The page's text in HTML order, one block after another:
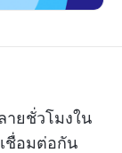
ายชั่วโมงใน
ชื่อมต่อกัน